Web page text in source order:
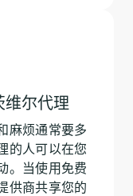
维尔代理
麻烦通常要多
的人可以在您
。当使用免费
供商共享您的